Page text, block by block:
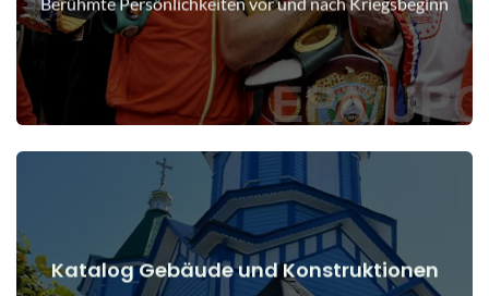
Katalog Gebäude und Konstruktionen
Details anzeigen